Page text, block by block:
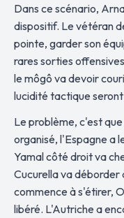
Dans ce scénario,
dispositif. Le vétéran
pointe, garder son
rares sorties
le môgô va devoir
lucidité tactique
Le problème, c'est
organisé, l'Espagne a
Yamal côté droit va
Cucurella va déborder
commence à s'étirer,
libéré. L'Autriche a